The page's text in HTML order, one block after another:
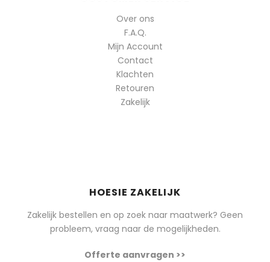
Over ons
F.A.Q.
Mijn Account
Contact
Klachten
Retouren
Zakelijk
HOESIE ZAKELIJK
Zakelijk bestellen en op zoek naar maatwerk? Geen
probleem, vraag naar de mogelijkheden.
Offerte aanvragen >>